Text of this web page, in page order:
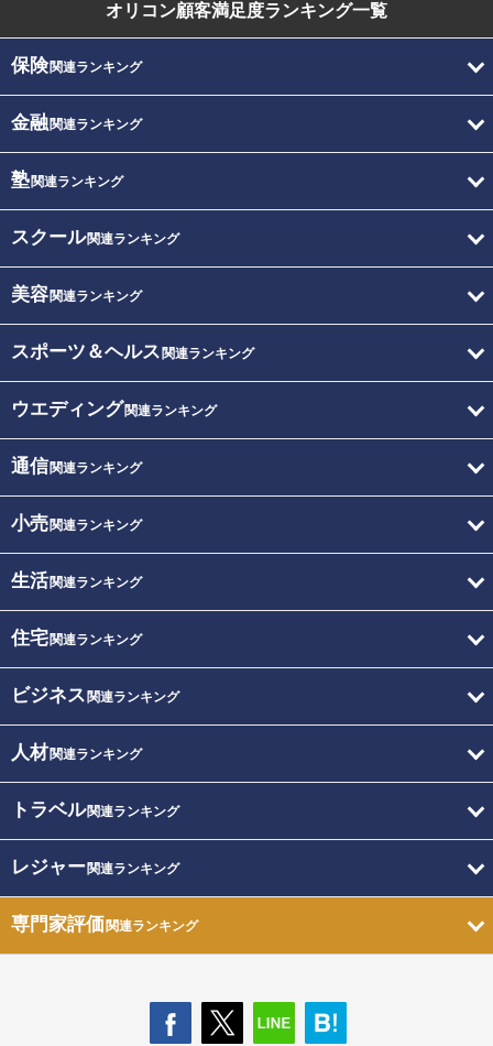
オリコン顧客満足度ランキング一覧
保険関連ランキング
金融関連ランキング
塾関連ランキング
スクール関連ランキング
美容関連ランキング
スポーツ＆ヘルス 関連ランキング
ウエディング関連ランキング
通信関連ランキング
小売関連ランキング
生活関連ランキング
住宅関連ランキング
ビジネス 関連ランキング
人材関連ランキング
トラベル関連ランキング
レジャー関連ランキング
専門家評価関連ランキング